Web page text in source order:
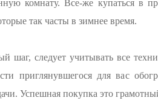
комнату. Все-же купаться в
так часты в зимнее время.
шаг, следует учитывать все
приглянувшегося для вас
Успешная покупка это